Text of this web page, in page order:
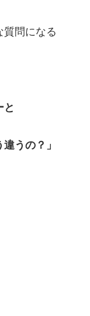
問になる
と
うの？」